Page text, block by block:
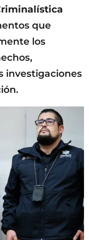
que
los
investigaciones